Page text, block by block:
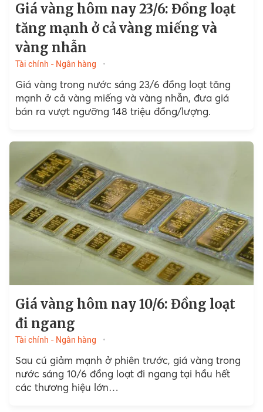
Giá vàng hôm nay 23/6: Đồng loạt
tăng mạnh ở cả vàng miếng và
vàng nhẫn
Tài chính - Ngân hàng
Giá vàng trong nước sáng 23/6 đồng loạt tăng
mạnh ở cả vàng miếng và vàng nhẫn, đưa giá
bán ra vượt ngưỡng 148 triệu đồng/lượng.
Giá vàng hôm nay 10/6: Đồng loạt
đi ngang
Tài chính - Ngân hàng
Sau cú giảm mạnh ở phiên trước, giá vàng trong
nước sáng 10/6 đồng loạt đi ngang tại hầu hết
các thương hiệu lớn…